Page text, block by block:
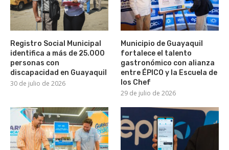
Registro Social Municipal
identifica a más de 25.000
personas con
discapacidad en Guayaquil
30 de julio de 2026
Municipio de Guayaquil
fortalece el talento
gastronómico con alianza
entre ÉPICO y la Escuela de
los Chef
29 de julio de 2026